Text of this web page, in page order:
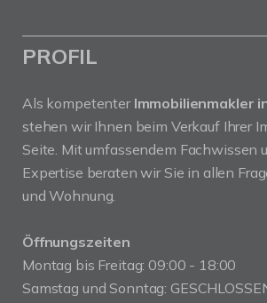
PROFIL
Als kompetenter Immobilienmakler
stehen wir Ihnen beim Verkauf Ihrer
Seite. Mit umfassendem Fachwissen
Expertise beraten wir Sie in allen
und Wohnung.
Öffnungszeiten
Montag bis Freitag: 09:00 - 18:00
Samstag und Sonntag: